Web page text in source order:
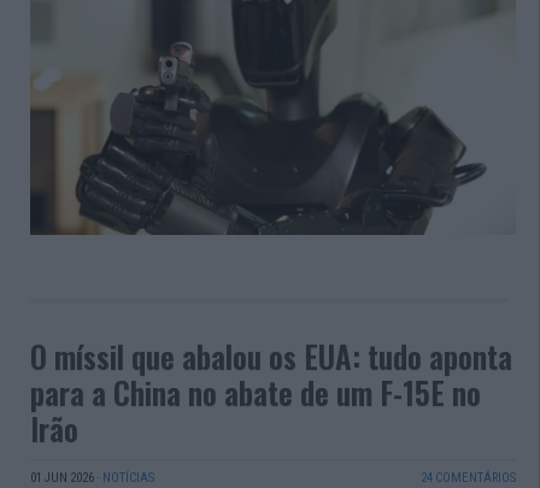
O míssil que abalou os EUA: tudo aponta
para a China no abate de um F-15E no
Irão
01 JUN 2026 · NOTÍCIAS 24 COMENTÁRIOS